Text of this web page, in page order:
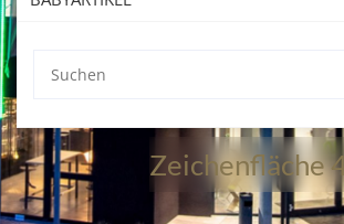
Zeichenfläche